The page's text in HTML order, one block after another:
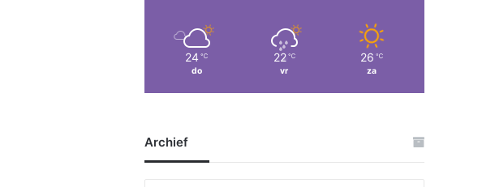
24 ℃
do
22 ℃
vr
26 ℃
za
Archief